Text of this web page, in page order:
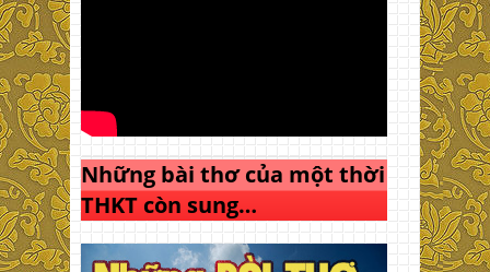
Những bài thơ của một thời
THKT còn sung…